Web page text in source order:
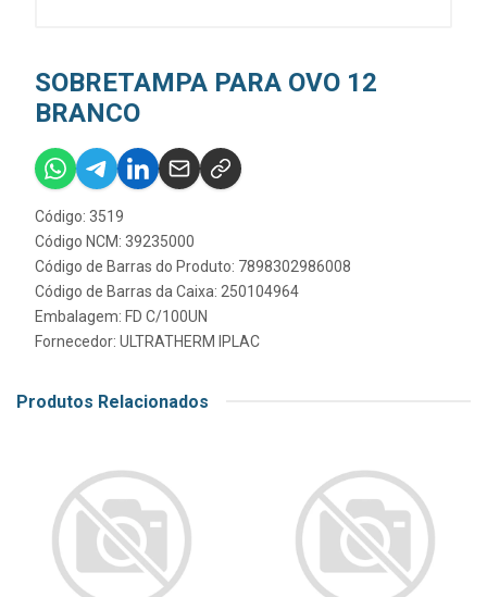
SOBRETAMPA PARA OVO 12
BRANCO
Código: 3519
Código NCM: 39235000
Código de Barras do Produto: 7898302986008
Código de Barras da Caixa: 250104964
Embalagem: FD C/100UN
Fornecedor: ULTRATHERM IPLAC
Produtos Relacionados